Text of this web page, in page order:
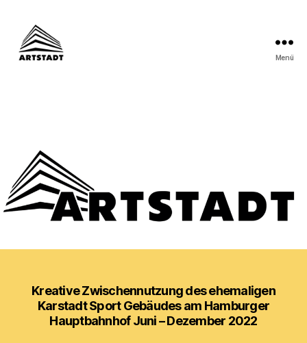
Menü
Kreative Zwischennutzung des ehemaligen
Karstadt Sport Gebäudes am Hamburger
Hauptbahnhof Juni – Dezember 2022